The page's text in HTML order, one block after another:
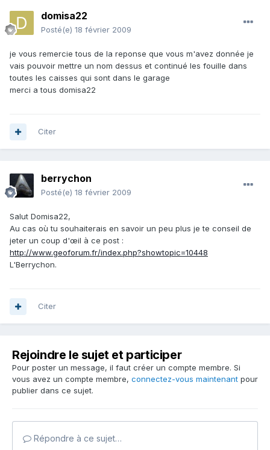
domisa22
Posté(e) 18 février 2009
je vous remercie tous de la reponse que vous m'avez donnée je
vais pouvoir mettre un nom dessus et continué les fouille dans
toutes les caisses qui sont dans le garage
merci a tous domisa22
Citer
berrychon
Posté(e) 18 février 2009
Salut Domisa22,
Au cas où tu souhaiterais en savoir un peu plus je te conseil de
jeter un coup d'œil à ce post :
http://www.geoforum.fr/index.php?showtopic=10448
L'Berrychon.
Citer
Rejoindre le sujet et participer
Pour poster un message, il faut créer un compte membre. Si
vous avez un compte membre, connectez-vous maintenant pour
publier dans ce sujet.
Répondre à ce sujet…